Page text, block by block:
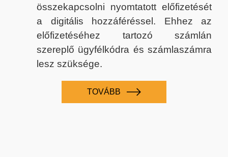
összekapcsolni nyomtatott előfizetését
a digitális hozzáféréssel. Ehhez az
előfizetéséhez tartozó számlán
szereplő ügyfélkódra és számlaszámra
lesz szüksége.
TOVÁBB